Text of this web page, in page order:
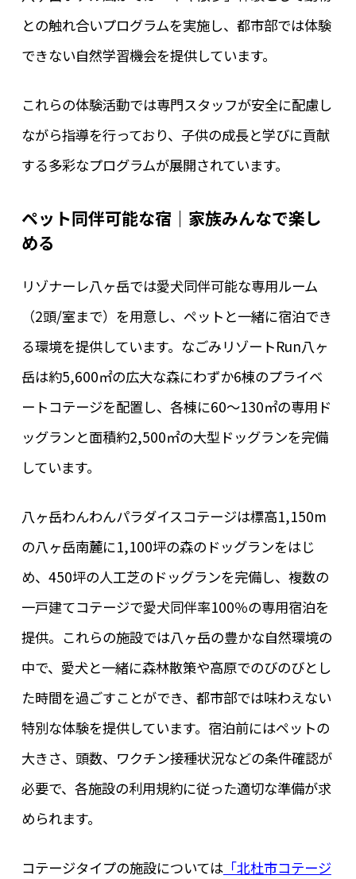
との触れ合いプログラムを実施し、都市部では体験
できない自然学習機会を提供しています。
これらの体験活動では専門スタッフが安全に配慮し
ながら指導を行っており、子供の成長と学びに貢献
する多彩なプログラムが展開されています。
ペット同伴可能な宿｜家族みんなで楽し
める
リゾナーレ八ヶ岳では愛犬同伴可能な専用ルーム
（2頭/室まで）を用意し、ペットと一緒に宿泊でき
る環境を提供しています。なごみリゾートRun八ヶ
岳は約5,600㎡の広大な森にわずか6棟のプライベ
ートコテージを配置し、各棟に60～130㎡の専用ド
ッグランと面積約2,500㎡の大型ドッグランを完備
しています。
八ヶ岳わんわんパラダイスコテージは標高1,150m
の八ヶ岳南麓に1,100坪の森のドッグランをはじ
め、450坪の人工芝のドッグランを完備し、複数の
一戸建てコテージで愛犬同伴率100％の専用宿泊を
提供。これらの施設では八ヶ岳の豊かな自然環境の
中で、愛犬と一緒に森林散策や高原でのびのびとし
た時間を過ごすことができ、都市部では味わえない
特別な体験を提供しています。宿泊前にはペットの
大きさ、頭数、ワクチン接種状況などの条件確認が
必要で、各施設の利用規約に従った適切な準備が求
められます。
コテージタイプの施設については「北杜市コテージ